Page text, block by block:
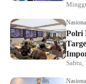
Polri
Sabtu,